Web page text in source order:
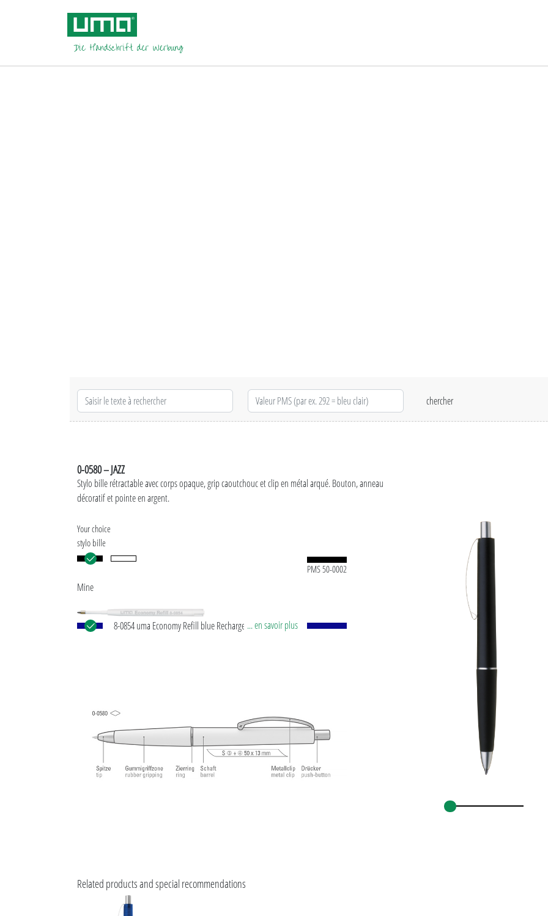
0-0580 – JAZZ
Stylo bille rétractable avec corps opaque, grip caoutchouc et clip en métal arqué. Bouton, anneau
décoratif et pointe en argent.
Your choice
stylo bille
PMS 50-0002
Mine
8-0854 uma Economy Refill blue Recharge jumbo avec
... en savoir plus
Related products and special recommendations